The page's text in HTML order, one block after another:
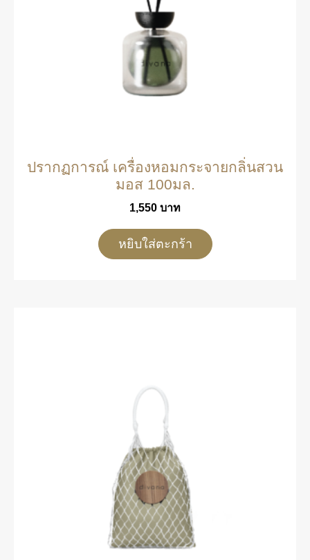
ปรากฏการณ์ เครื่องหอมกระจายกลิ่นสวน
มอส 100มล.
1,550 บาท
หยิบใส่ตะกร้า